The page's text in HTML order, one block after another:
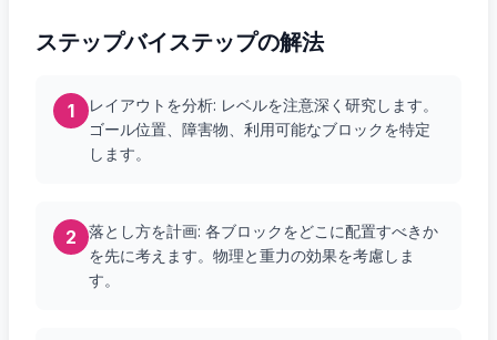
ステップバイステップの解法
1
レイアウトを分析: レベルを注意深く研究します。
ゴール位置、障害物、利用可能なブロックを特定
します。
2
落とし方を計画: 各ブロックをどこに配置すべきか
を先に考えます。物理と重力の効果を考慮しま
す。